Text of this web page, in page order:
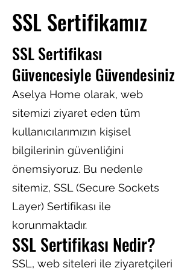
SSL Sertifikamız
SSL Sertifikası
Güvencesiyle Güvendesiniz
Aselya Home olarak, web
sitemizi ziyaret eden tüm
kullanıcılarımızın kişisel
bilgilerinin güvenliğini
önemsiyoruz. Bu nedenle
sitemiz, SSL (Secure Sockets
Layer) Sertifikası ile
korunmaktadır.
SSL Sertifikası Nedir?
SSL, web siteleri ile ziyaretçileri